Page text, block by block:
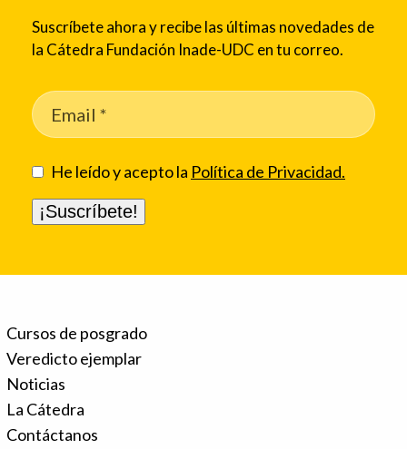
Suscríbete ahora y recibe las últimas novedades de
la Cátedra Fundación Inade-UDC en tu correo.
He leído y acepto la Política de Privacidad.
Cursos de posgrado
Veredicto ejemplar
Noticias
La Cátedra
Contáctanos